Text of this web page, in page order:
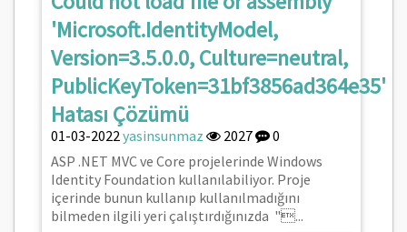
'Microsoft.IdentityModel,
Version=3.5.0.0, Culture=neutral,
PublicKeyToken=31bf3856ad364e35'
Hatası Çözümü
01-03-2022yasinsunmaz 2027
0
ASP .NET MVC ve Core projelerinde Windows
Identity Foundation kullanılabiliyor. Proje
içerinde bunun kullanıp kullanılmadığını
bilmeden ilgili yeri çalıştırdığınızda "...